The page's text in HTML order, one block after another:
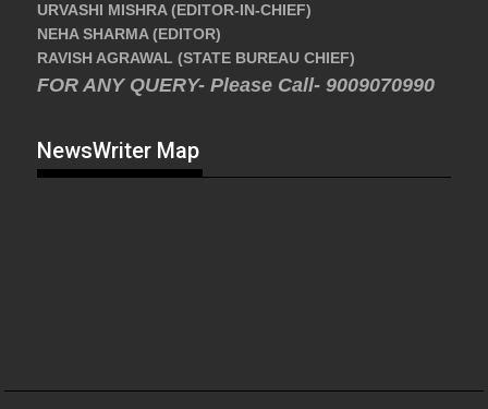
URVASHI MISHRA (EDITOR-IN-CHIEF)
NEHA SHARMA (EDITOR)
RAVISH AGRAWAL (STATE BUREAU CHIEF)
FOR ANY QUERY- Please Call- 9009070990
NewsWriter Map